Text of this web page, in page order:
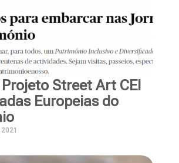
Street Art CEI
Europeias do